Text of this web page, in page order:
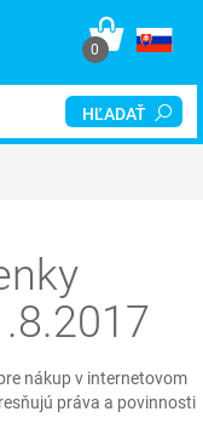
0
HĽADAŤ
nákup v internetovom
práva a povinnosti